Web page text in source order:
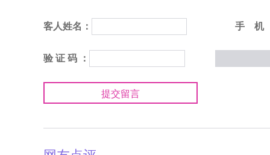
客人姓名： 手 机
验 证 码 ：
提交留言